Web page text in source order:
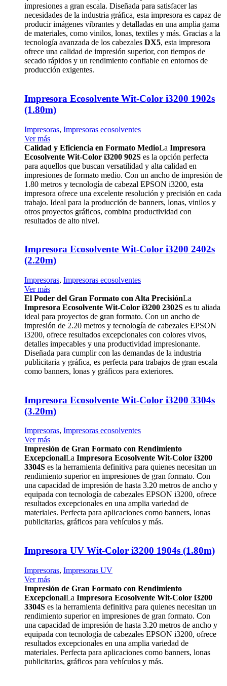
impresiones a gran escala. Diseñada para satisfacer las
necesidades de la industria gráfica, esta impresora es capaz de
producir imágenes vibrantes y detalladas en una amplia gama
de materiales, como vinilos, lonas, textiles y más. Gracias a la
tecnología avanzada de los cabezales DX5, esta impresora
ofrece una calidad de impresión superior, con tiempos de
secado rápidos y un rendimiento confiable en entornos de
producción exigentes.
Impresora Ecosolvente Wit-Color i3200 1902s
(1.80m)
Impresoras, Impresoras ecosolventes
Ver más
Calidad y Eficiencia en Formato MedioLa Impresora
Ecosolvente Wit-Color i3200 902S es la opción perfecta
para aquellos que buscan versatilidad y alta calidad en
impresiones de formato medio. Con un ancho de impresión de
1.80 metros y tecnología de cabezal EPSON i3200, esta
impresora ofrece una excelente resolución y precisión en cada
trabajo. Ideal para la producción de banners, lonas, vinilos y
otros proyectos gráficos, combina productividad con
resultados de alto nivel.
Impresora Ecosolvente Wit-Color i3200 2402s
(2.20m)
Impresoras, Impresoras ecosolventes
Ver más
El Poder del Gran Formato con Alta PrecisiónLa
Impresora Ecosolvente Wit-Color i3200 2302S es tu aliada
ideal para proyectos de gran formato. Con un ancho de
impresión de 2.20 metros y tecnología de cabezales EPSON
i3200, ofrece resultados excepcionales con colores vivos,
detalles impecables y una productividad impresionante.
Diseñada para cumplir con las demandas de la industria
publicitaria y gráfica, es perfecta para trabajos de gran escala
como banners, lonas y gráficos para exteriores.
Impresora Ecosolvente Wit-Color i3200 3304s
(3.20m)
Impresoras, Impresoras ecosolventes
Ver más
Impresión de Gran Formato con Rendimiento
ExcepcionalLa Impresora Ecosolvente Wit-Color i3200
3304S es la herramienta definitiva para quienes necesitan un
rendimiento superior en impresiones de gran formato. Con
una capacidad de impresión de hasta 3.20 metros de ancho y
equipada con tecnología de cabezales EPSON i3200, ofrece
resultados excepcionales en una amplia variedad de
materiales. Perfecta para aplicaciones como banners, lonas
publicitarias, gráficos para vehículos y más.
Impresora UV Wit-Color i3200 1904s (1.80m)
Impresoras, Impresoras UV
Ver más
Impresión de Gran Formato con Rendimiento
ExcepcionalLa Impresora Ecosolvente Wit-Color i3200
3304S es la herramienta definitiva para quienes necesitan un
rendimiento superior en impresiones de gran formato. Con
una capacidad de impresión de hasta 3.20 metros de ancho y
equipada con tecnología de cabezales EPSON i3200, ofrece
resultados excepcionales en una amplia variedad de
materiales. Perfecta para aplicaciones como banners, lonas
publicitarias, gráficos para vehículos y más.